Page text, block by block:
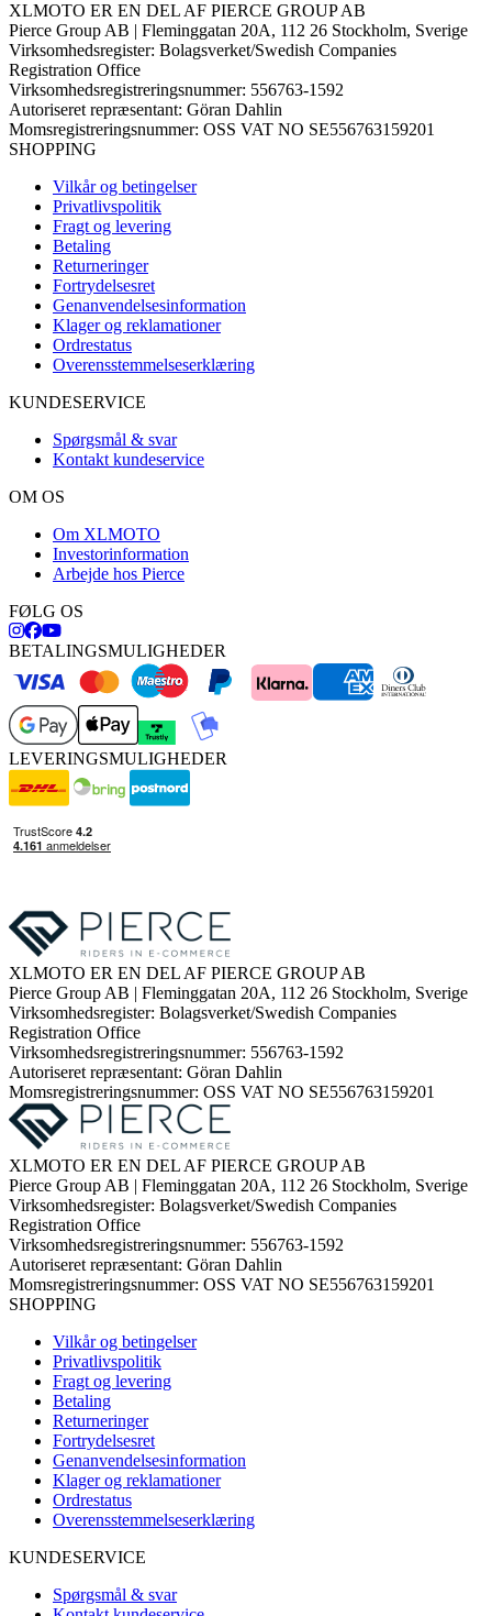
XLMOTO ER EN DEL AF PIERCE GROUP AB
Pierce Group AB | Fleminggatan 20A, 112 26 Stockholm, Sverige
Virksomhedsregister: Bolagsverket/Swedish Companies
Registration Office
Virksomhedsregistreringsnummer: 556763-1592
Autoriseret repræsentant: Göran Dahlin
Momsregistreringsnummer: OSS VAT NO SE556763159201
SHOPPING
Vilkår og betingelser
Privatlivspolitik
Fragt og levering
Betaling
Returneringer
Fortrydelsesret
Genanvendelsesinformation
Klager og reklamationer
Ordrestatus
Overensstemmelseserklæring
KUNDESERVICE
Spørgsmål & svar
Kontakt kundeservice
OM OS
Om XLMOTO
Investorinformation
Arbejde hos Pierce
FØLG OS
BETALINGSMULIGHEDER
LEVERINGSMULIGHEDER
XLMOTO ER EN DEL AF PIERCE GROUP AB
Pierce Group AB | Fleminggatan 20A, 112 26 Stockholm, Sverige
Virksomhedsregister: Bolagsverket/Swedish Companies
Registration Office
Virksomhedsregistreringsnummer: 556763-1592
Autoriseret repræsentant: Göran Dahlin
Momsregistreringsnummer: OSS VAT NO SE556763159201
XLMOTO ER EN DEL AF PIERCE GROUP AB
Pierce Group AB | Fleminggatan 20A, 112 26 Stockholm, Sverige
Virksomhedsregister: Bolagsverket/Swedish Companies
Registration Office
Virksomhedsregistreringsnummer: 556763-1592
Autoriseret repræsentant: Göran Dahlin
Momsregistreringsnummer: OSS VAT NO SE556763159201
SHOPPING
Vilkår og betingelser
Privatlivspolitik
Fragt og levering
Betaling
Returneringer
Fortrydelsesret
Genanvendelsesinformation
Klager og reklamationer
Ordrestatus
Overensstemmelseserklæring
KUNDESERVICE
Spørgsmål & svar